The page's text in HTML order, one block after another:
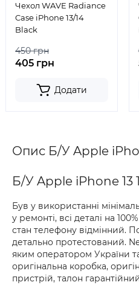
Чехол WAVE Radiance
Case iPhone 13/14
Black
450 грн
405 грн
Додати
Опис Б/У Apple
Б/У Apple iPhone 13
Був у використанні
у ремонті, всі деталі на
стан телефону відмінний.
детально протестований.
яким оператором України
оригінальна коробка,
пристрій, талон